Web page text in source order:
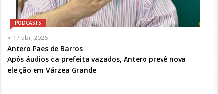
PODCASTS
17 abr, 2026
Articulista
ou
Chamada
-
Antero Paes de Barros
Após áudios da prefeita vazados, Antero prevê nova
eleição em Várzea Grande